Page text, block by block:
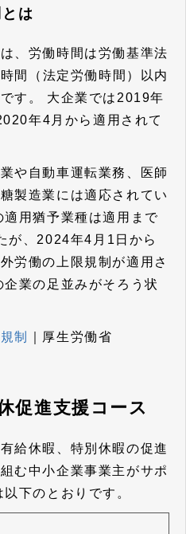
は
、労働時間は労働基準法
間（法定労働時間）以内
す。
大企業では2019年
年4月から適用されて
や自動車運転業務、医師
製造業には適応されてい
適用猶予業種は適用まで
が、2024年4月1日から
労働の上限規制が適用さ
企業の足並みがそろう状
制 ｜厚生労働省
促進支援コース
給休暇、特別休暇の促進
む中小企業事業主がサポ
以下のとおりです。